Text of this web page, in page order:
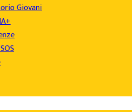
Giovani